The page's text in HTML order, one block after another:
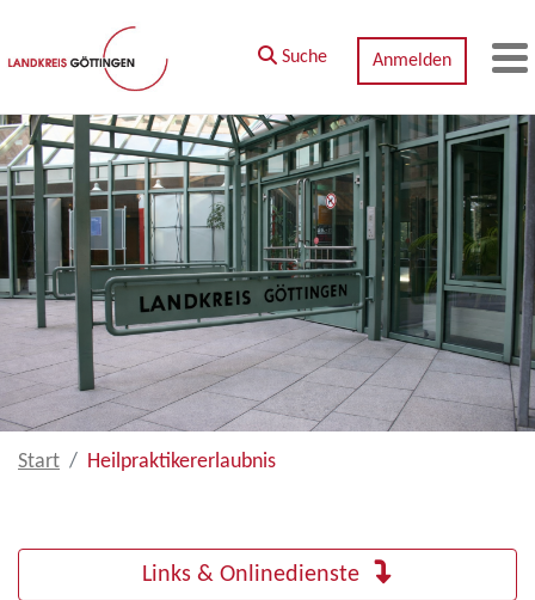
Zum Hauptinhalt springen
Suche Anmelden
Start Heilpraktikererlaubnis
Links & Onlinedienste